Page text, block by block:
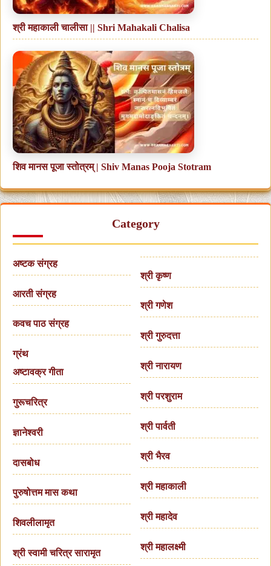
श्री महाकाली चालीसा || Shri Mahakali Chalisa
शिव मानस पूजा स्तोत्रम् | Shiv Manas Pooja Stotram
Category
अष्टक संग्रह
आरती संग्रह
कवच पाठ संग्रह
ग्रंथ
अष्टावक्र गीता
गुरूचरित्र
ज्ञानेश्वरी
दासबोध
पुरुषोत्तम मास कथा
शिवलीलामृत
श्री स्वामी चरित्र सारामृत
श्री कृष्ण
श्री गणेश
श्री गुरुदत्ता
श्री नारायण
श्री परशुराम
श्री पार्वती
श्री भैरव
श्री महाकाली
श्री महादेव
श्री महालक्ष्मी